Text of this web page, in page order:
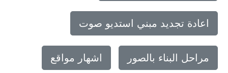
اعادة تجديد مبني استديو صوت
مراحل البناء بالصور اشهار مواقع